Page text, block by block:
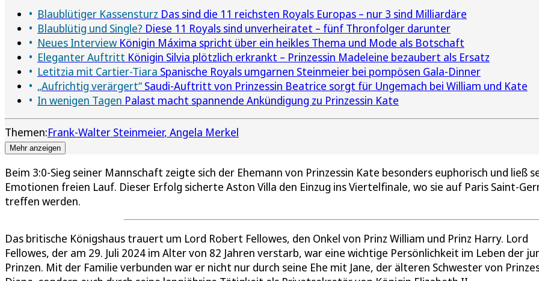
Blaublütiger Kassensturz Das sind die 11 reichsten Royals Europas – nur 3 sind Milliardäre
Blaublütig und Single? Diese 11 Royals sind unverheiratet – fünf Thronfolger darunter
Neues Interview Königin Máxima spricht über ein heikles Thema und Mode als Botschaft
Eleganter Auftritt Königin Silvia plötzlich erkrankt – Prinzessin Madeleine bezaubert als Ersatz
Letitzia mit Cartier-Tiara Spanische Royals umgarnen Steinmeier bei pompösen Gala-Dinner
„Aufrichtig verärgert“ Saudi-Auftritt von Prinzessin Beatrice sorgt für Ungemach bei William und Kate
In wenigen Tagen Palast macht spannende Ankündigung zu Prinzessin Kate
Themen:Frank-Walter Steinmeier Angela Merkel
Mehr anzeigen
Beim 3:0-Sieg seiner Mannschaft zeigte sich der Ehemann von Prinzessin Kate besonders euphorisch und ließ
Emotionen freien Lauf. Dieser Erfolg sicherte Aston Villa den Einzug ins Viertelfinale, wo sie auf Paris Saint-
treffen werden.
Das britische Königshaus trauert um Lord Robert Fellowes, den Onkel von Prinz William und Prinz Harry. Lord
Fellowes, der am 29. Juli 2024 im Alter von 82 Jahren verstarb, war eine wichtige Persönlichkeit im Leben der
Prinzen. Mit der Familie verbunden war er nicht nur durch seine Ehe mit Jane, der älteren Schwester von